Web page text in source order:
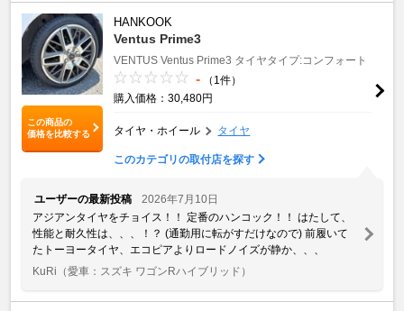
この商品の
価格を比較する
HANKOOK
Ventus Prime3
VENTUS Ventus Prime3 タイヤタイプ:コンフォート
-
（1件）
購入価格：30,480円
タイヤ・ホイール タイヤ
このカテゴリの取付店を探す
ユーザーの最新投稿
2026年7月10日
アジアンタイヤをチョイス！！ 定番のハンコック！！ はたして、
性能と耐久性は、、、！？ (通勤用に転がすだけなので) 前履いて
たトーヨータイヤ、エコピアよりロードノイズが静か、、、
KuRi （愛車：スズキ ワゴンRハイブリッド）